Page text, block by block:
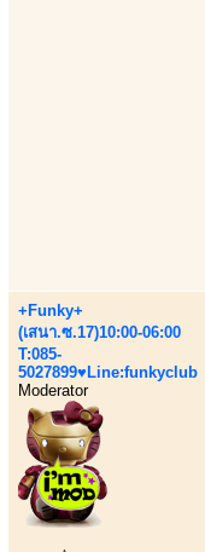
+Funky+
(เสนา.ซ.17)10:00-06:00
T:085-
5027899♥Line:funkyclub
Moderator